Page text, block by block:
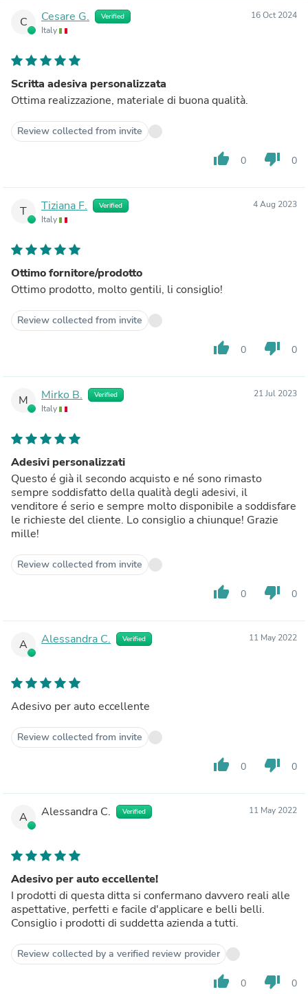
C Cesare G. Verified
Italy
16 Oct 2024
Scritta adesiva personalizzata
Ottima realizzazione, materiale di buona qualità.
Review collected from invite
thumb_up 0 thumb_down 0
T Tiziana F. Verified
Italy
4 Aug 2023
Ottimo fornitore/prodotto
Ottimo prodotto, molto gentili, li consiglio!
Review collected from invite
thumb_up 0 thumb_down 0
M Mirko B. Verified
Italy
21 Jul 2023
Adesivi personalizzati
Questo é già il secondo acquisto e né sono rimasto
sempre soddisfatto della qualità degli adesivi, il
venditore é serio e sempre molto disponibile a soddisfare
le richieste del cliente. Lo consiglio a chiunque! Grazie
mille!
Review collected from invite
thumb_up 0 thumb_down 0
A Alessandra C. Verified 11 May 2022
Adesivo per auto eccellente
Review collected from invite
thumb_up 0 thumb_down 0
A Alessandra C. Verified 11 May 2022
Adesivo per auto eccellente!
I prodotti di questa ditta si confermano davvero reali alle
aspettative, perfetti e facile d'applicare e belli belli.
Consiglio i prodotti di suddetta azienda a tutti.
Review collected by a verified review provider
thumb_up 0 thumb_down 0